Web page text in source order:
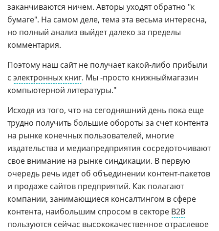
заканчиваются ничем. Авторы уходят обратно "к
бумаге". На самом деле, тема эта весьма интересна,
но полный анализ выйдет далеко за пределы
комментария.
Поэтому наш сайт не получает какой-либо прибыли
с электронных книг. Мы -просто книжныймагазин
компьютерной литературы."
Исходя из того, что на сегодняшний день пока еще
трудно получить большие обороты за счет контента
на рынке конечных пользователей, многие
издательства и медиапредприятия сосредоточивают
свое внимание на рынке синдикации. В первую
очередь речь идет об объединении контент-пакетов
и продаже сайтов предприятий. Как полагают
компании, занимающиеся консалтингом в сфере
контента, наибольшим спросом в секторе B2B
пользуются сейчас высококачественное отраслевое